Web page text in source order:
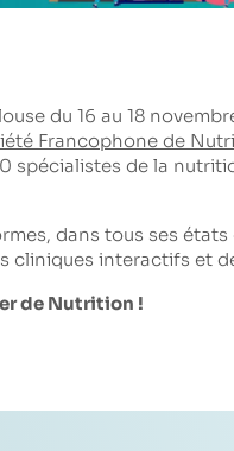
du 16 au 18
Francophone de
spécialistes de la
dans tous ses
cliniques interactifs et
de Nutrition !